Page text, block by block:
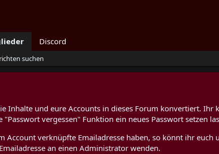
Discord
suchen
Inhalte und eure Accounts in dieses Forum konvertiert.
vergessen" Funktion ein neues Passwort setzen
verknüpfte Emailadresse haben, so könnt ihr euch
an einen Administrator wenden.